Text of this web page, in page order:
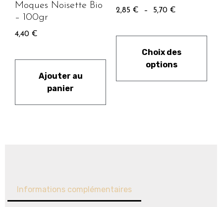
Moques Noisette Bio
– 100gr
4,40 €
Ajouter au
panier
2,85 € – 5,70 €
Choix des
options
Informations complémentaires